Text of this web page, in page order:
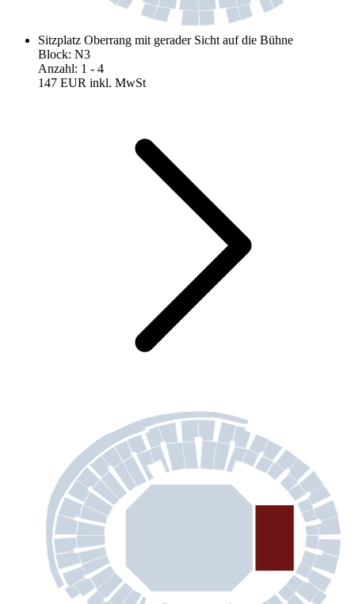
Sitzplatz Oberrang mit gerader Sicht auf die Bühne
Block: N3
Anzahl: 1 - 4
147 EUR inkl. MwSt